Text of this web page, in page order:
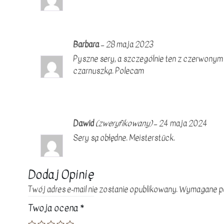
/
włoskim
/
mix
Barbara–28 maja 2023
Pyszne sery, a szczególnie ten z
czarnuszką. Polecam
Dawid(zweryfikowany)–24 maja 2024
Sery są obłędne. Meisterstück.
Dodaj Opinię
Twój adres e-mail nie zostanie opublikowany.Wymagane
Twoja ocena*